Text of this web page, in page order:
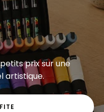
prix sur une
artistique.